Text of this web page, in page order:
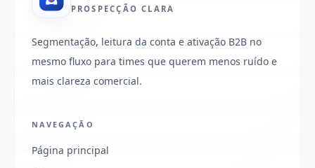
PROSPECÇÃO CLARA
Segmentação, leitura da conta e ativação B2B no
mesmo fluxo para times que querem menos ruído e
mais clareza comercial.
NAVEGAÇÃO
Página principal